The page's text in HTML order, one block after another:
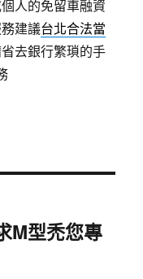
人的免留車融資
建議台北合法當
去銀行繁瑣的手
M型禿您專